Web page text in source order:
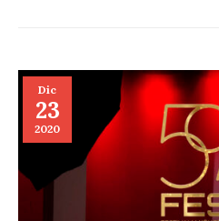
Dic
23
2020